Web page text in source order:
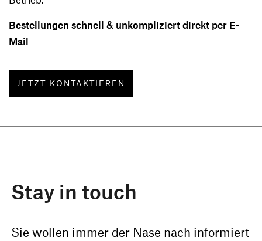
sich ein neues Problem auf. Wohin mit dem
Bestellungen schnell & unkompliziert direkt per E-
Mail
JETZT KONTAKTIEREN
Stay in touch
Sie wollen immer der Nase nach informiert